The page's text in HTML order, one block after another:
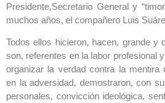
Presidente,Secretario General y
muchos años, el compañero Luis
Todos ellos hicieron, hacen, grande y
son, referentes en la labor profesional
organizar la verdad contra la mentira
en la adversidad, demostraron, con
personales, convicción ideológica,